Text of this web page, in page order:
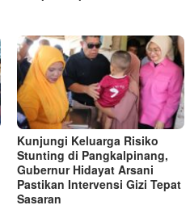
Kunjungi Keluarga Risiko
Stunting di Pangkalpinang,
Gubernur Hidayat Arsani
Pastikan Intervensi Gizi Tepat
Sasaran